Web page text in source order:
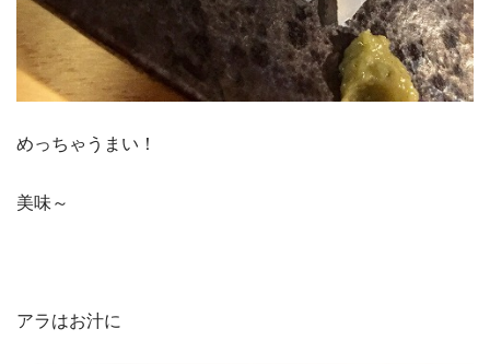
めっちゃうまい！
美味～
アラはお汁に